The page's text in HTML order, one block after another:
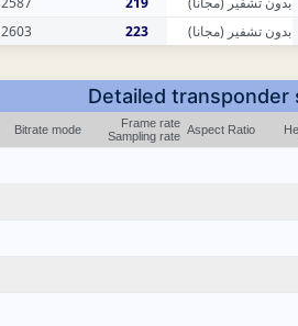
بدون تشفير (مجانا) 223
2603
Detailed transponder
Aspect Ratio
Frame rate
Sampling rate
Bitrate mode